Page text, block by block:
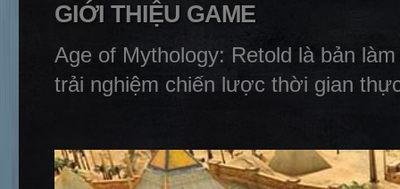
GIỚI THIỆU GAME
Age of Mythology: Retold là bản
trải nghiệm chiến lược thời gian